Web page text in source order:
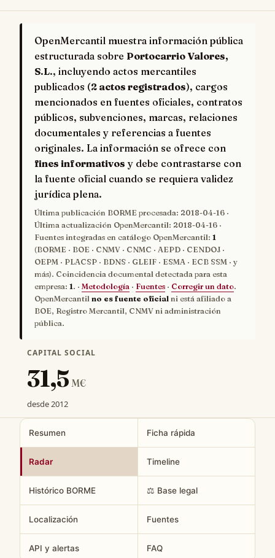
OpenMercantil muestra información pública
estructurada sobre Portocarrio Valores,
S.L., incluyendo actos mercantiles
publicados (2 actos registrados), cargos
mencionados en fuentes oficiales, contratos
públicos, subvenciones, marcas, relaciones
documentales y referencias a fuentes
originales. La información se ofrece con
fines informativos y debe contrastarse con
la fuente oficial cuando se requiera validez
jurídica plena.
Última publicación BORME procesada: 2018-04-16 ·
Última actualización OpenMercantil: 2018-04-16 ·
Fuentes integradas en catálogo OpenMercantil: 1
(BORME · BOE · CNMV · CNMC · AEPD · CENDOJ ·
OEPM · PLACSP · BDNS · GLEIF · ESMA · ECB SSM · y
más). Coincidencia documental detectada para esta
empresa: 1. · Metodología · Fuentes · Corregir un dato.
OpenMercantil no es fuente oficial ni está afiliado a
BOE, Registro Mercantil, CNMV ni administración
pública.
CAPITAL SOCIAL
31,5 M€
desde 2012
Resumen Ficha rápida
Radar Timeline
Histórico BORME ⚖️ Base legal
Localización Fuentes
API y alertas FAQ